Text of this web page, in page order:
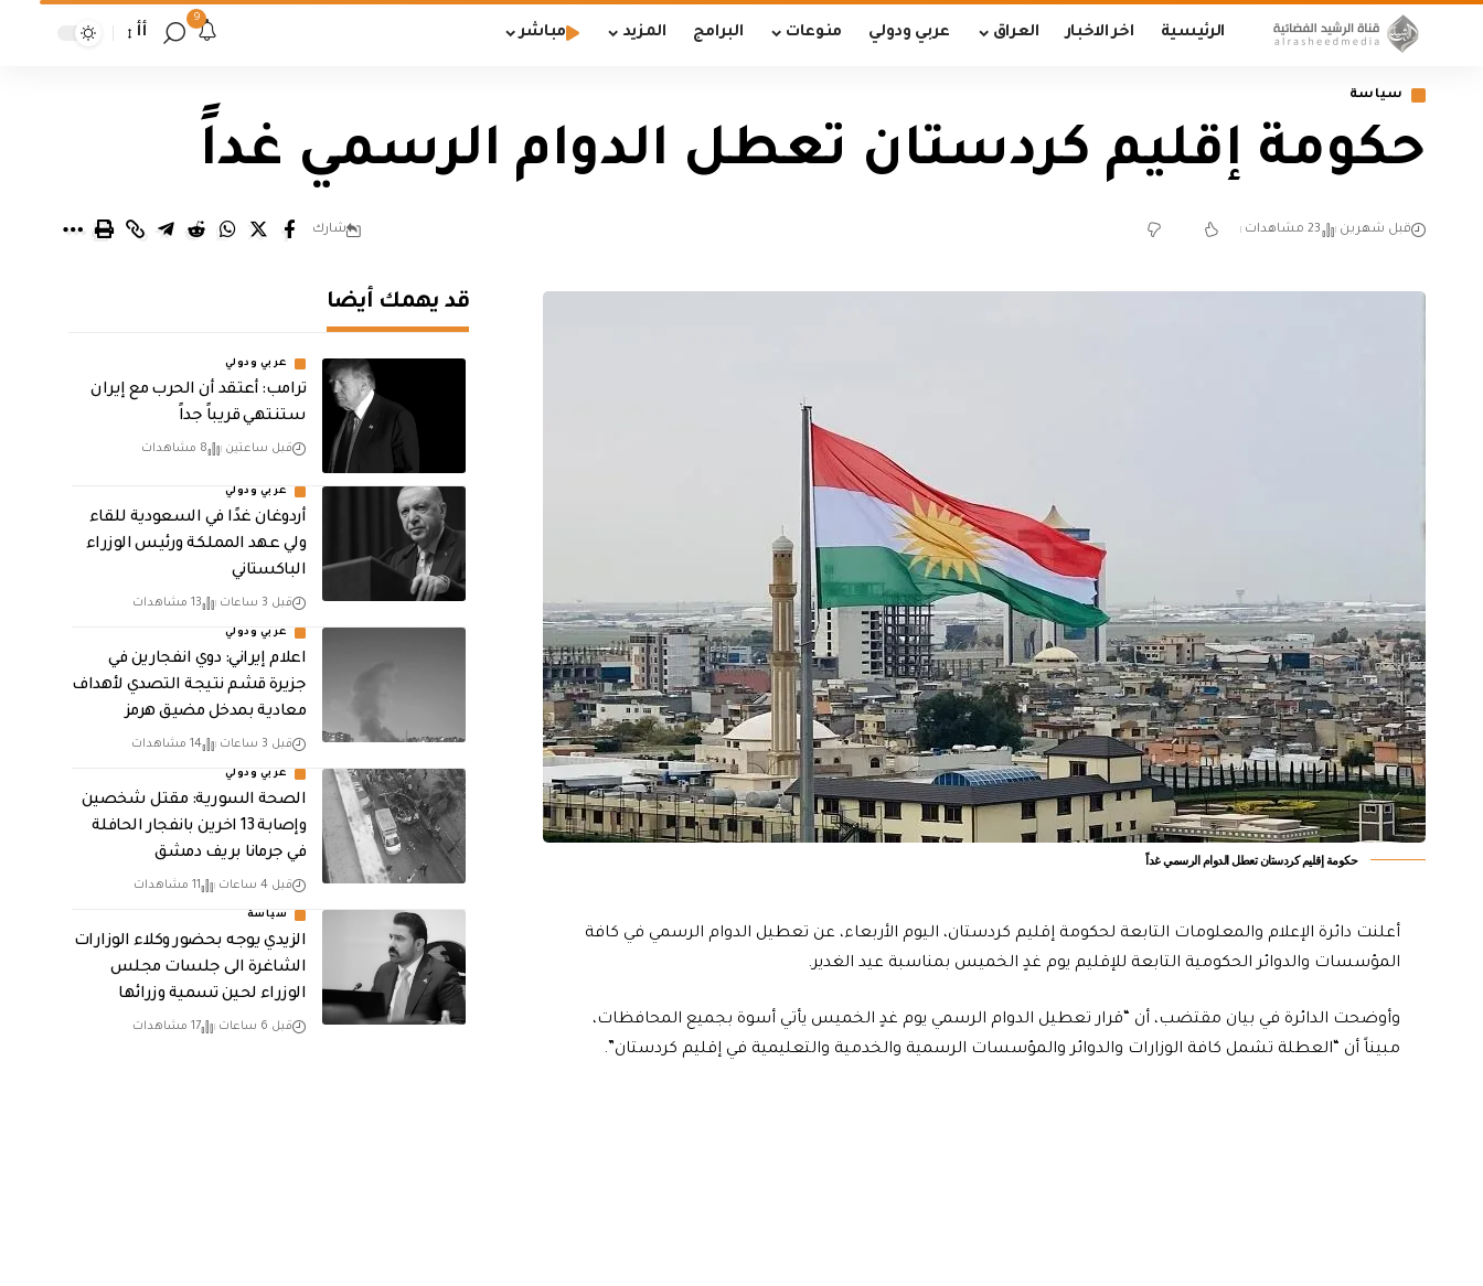
الرئيسية اخر الاخبار العراق عربي ودولي منوعات البرامج المزيد مباشر
9
أأ
سياسة
حكومة إقليم كردستان تعطل الدوام الرسمي غداً
قبل شهرين 23 مشاهدات شارك
حكومة إقليم كردستان تعطل الدوام الرسمي غداً
أعلنت دائرة الإعلام والمعلومات التابعة لحكومة إقليم كردستان، اليوم الأربعاء، عن تعطيل الدوام الرسمي في كافة
المؤسسات والدوائر الحكومية التابعة للإقليم يوم غدٍ الخميس بمناسبة عيد الغدير.
وأوضحت الدائرة في بيان مقتضب، أن “قرار تعطيل الدوام الرسمي يوم غدٍ الخميس يأتي أسوة بجميع المحافظات،
مبيناً أن “العطلة تشمل كافة الوزارات والدوائر والمؤسسات الرسمية والخدمية والتعليمية في إقليم كردستان”.
قد يهمك أيضا
عربي ودولي
‏ترامب: أعتقد أن الحرب مع إيران
ستنتهي قريباً جداً
قبل ساعتين 8 مشاهدات
عربي ودولي
أردوغان غدًا في السعودية للقاء
ولي عهد المملكة ورئيس الوزراء
الباكستاني
قبل 3 ساعات 13 مشاهدات
عربي ودولي
اعلام إيراني: دوي انفجارين في
جزيرة قشم نتيجة التصدي لأهداف
معادية بمدخل مضيق هرمز
قبل 3 ساعات 14 مشاهدات
عربي ودولي
الصحة السورية: مقتل شخصين
وإصابة 13 اخرين بانفجار الحافلة
في جرمانا بريف دمشق
قبل 4 ساعات 11 مشاهدات
سياسة
الزيدي يوجه بحضور وكلاء الوزارات
الشاغرة الى جلسات مجلس
الوزراء لحين تسمية وزرائها
قبل 6 ساعات 17 مشاهدات